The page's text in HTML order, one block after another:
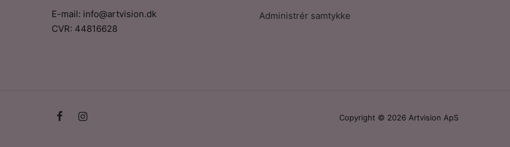
Administrér samtykke
E-mail: info@artvision.dk
CVR: 44816628
Copyright © 2026 Artvision ApS